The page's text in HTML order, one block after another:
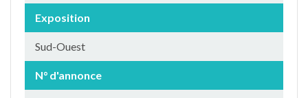
Exposition
Sud-Ouest
N° d'annonce